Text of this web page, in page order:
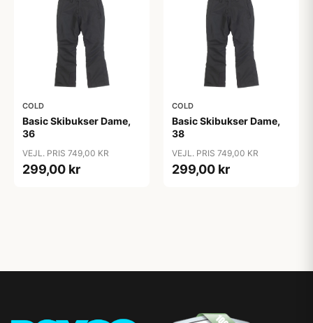
COLD
Basic Skibukser Dame,
36
VEJL. PRIS 749,00 KR
299,00 kr
COLD
Basic Skibukser Dame,
38
VEJL. PRIS 749,00 KR
299,00 kr